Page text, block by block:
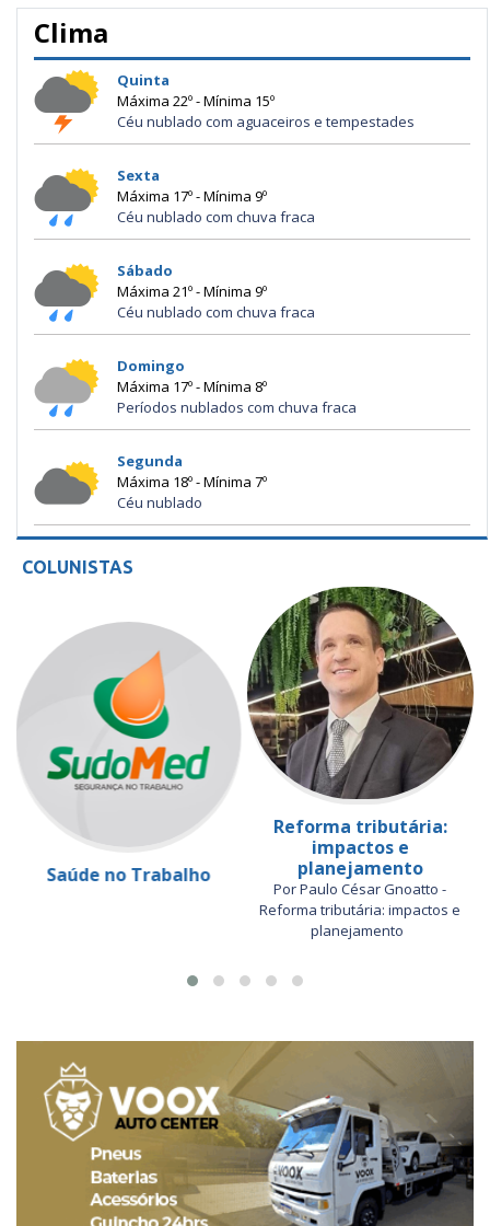
Clima
Quinta
Máxima 22º - Mínima 15º
Céu nublado com aguaceiros e tempestades
Sexta
Máxima 17º - Mínima 9º
Céu nublado com chuva fraca
Sábado
Máxima 21º - Mínima 9º
Céu nublado com chuva fraca
Domingo
Máxima 17º - Mínima 8º
Períodos nublados com chuva fraca
Segunda
Máxima 18º - Mínima 7º
Céu nublado
COLUNISTAS
Saúde no Trabalho
Reforma tributária:
impactos e
planejamento
Por Paulo César Gnoatto -
Reforma tributária: impactos e
planejamento